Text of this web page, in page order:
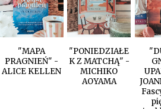
"MAPA
PRAGNIEŃ" -
ALICE KELLEN
"PONIEDZIAŁE
K Z MATCHĄ" -
MICHIKO
AOYAMA